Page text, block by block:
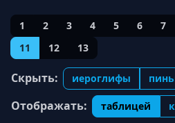
1 2 3 4 5 6 7
11
12 13
Скрыть: иероглифы
Отображать: таблицей